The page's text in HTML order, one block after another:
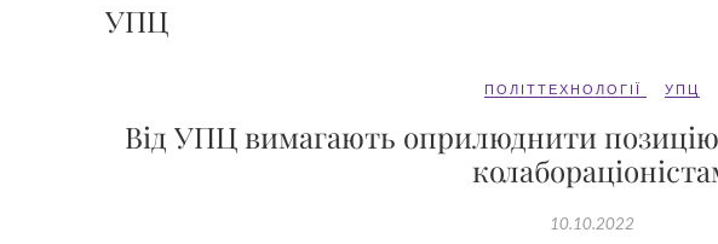
УПЦ
ПОЛІТТЕХНОЛОГІЇ УПЦ
Від УПЦ вимагають оприлюднити
10.10.2022